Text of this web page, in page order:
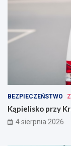
BEZPIECZEŃSTWO
Kąpielisko przy
4 sierpnia 2026